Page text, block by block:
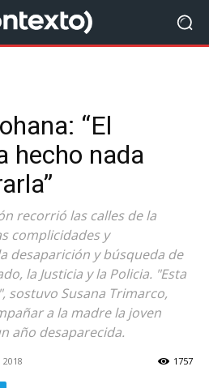
“El
hecho nada
recorrió las calles de la
complicidades y
desaparición y búsqueda de
la Justicia y la Policia. "Esta
sostuvo Susana Trimarco,
a la madre la joven
año desaparecida.
2018 1757